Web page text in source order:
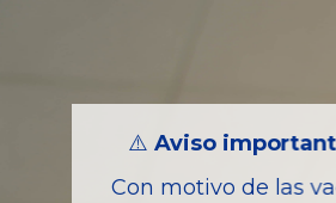
⚠️ Aviso
Con motivo de las